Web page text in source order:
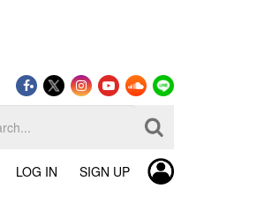
LOG IN SIGN UP